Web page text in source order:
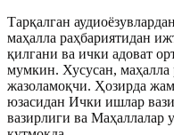
Тарқалган
маҳалла раҳбариятидан
қилгани ва ички адоват
мумкин. Хусусан,
жазоламоқчи. Ҳозирда
юзасидан Ички ишлар
вазирлиги ва